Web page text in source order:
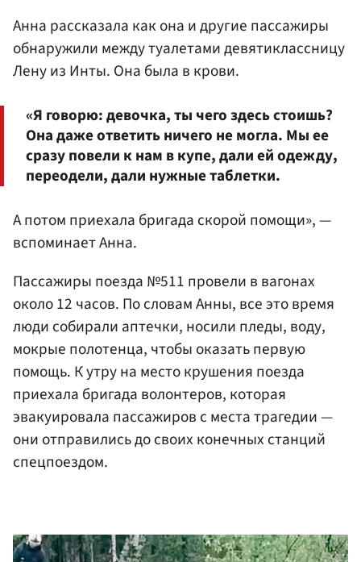
Анна рассказала как она и другие пассажиры
обнаружили между туалетами девятиклассницу
Лену из Инты. Она была в крови.
«Я говорю: девочка, ты чего здесь стоишь?
Она даже ответить ничего не могла. Мы ее
сразу повели к нам в купе, дали ей одежду,
переодели, дали нужные таблетки.
А потом приехала бригада скорой помощи», —
вспоминает Анна.
Пассажиры поезда №511 провели в вагонах
около 12 часов. По словам Анны, все это время
люди собирали аптечки, носили пледы, воду,
мокрые полотенца, чтобы оказать первую
помощь. К утру на место крушения поезда
приехала бригада волонтеров, которая
эвакуировала пассажиров с места трагедии —
они отправились до своих конечных станций
спецпоездом.